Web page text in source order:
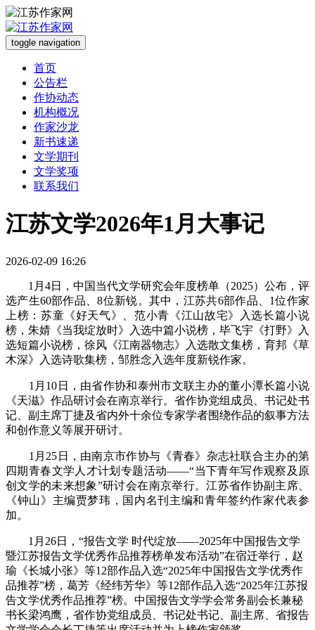
toggle navigation
首页
公告栏
作协动态
机构概况
作家沙龙
新书速递
文学期刊
文学奖项
联系我们
江苏文学2026年1月大事记
2026-02-09 16:26
1月4日，中国当代文学研究会年度榜单（2025）公布，评
选产生60部作品、8位新锐。其中，江苏共6部作品、1位作家
上榜：苏童《好天气》、范小青《江山故宅》入选长篇小说
榜，朱婧《当我绽放时》入选中篇小说榜，毕飞宇《打野》入
选短篇小说榜，徐风《江南器物志》入选散文集榜，育邦《草
木深》入选诗歌集榜，邹胜念入选年度新锐作家。
1月10日，由省作协和泰州市文联主办的董小潭长篇小说
《天滋》作品研讨会在南京举行。省作协党组成员、书记处书
记、副主席丁捷及省内外十余位专家学者围绕作品的叙事方法
和创作意义等展开研讨。
1月25日，由南京市作协与《青春》杂志社联合主办的第
四期青春文学人才计划专题活动——“当下青年写作观察及原
创文学的未来想象”研讨会在南京举行。江苏省作协副主席、
《钟山》主编贾梦玮，国内名刊主编和青年签约作家代表参
加。
1月26日，“报告文学 时代绽放——2025年中国报告文学
暨江苏报告文学优秀作品推荐榜单发布活动”在宿迁举行，赵
瑜《长城小张》等12部作品入选“2025年中国报告文学优秀作
品推荐”榜，葛芳《经纬芳华》等12部作品入选“2025年江苏报
告文学优秀作品推荐”榜。中国报告文学学会常务副会长兼秘
书长梁鸿鹰，省作协党组成员、书记处书记、副主席、省报告